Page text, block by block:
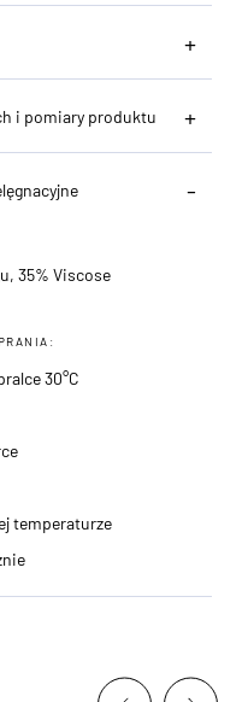
i pomiary produktu
35% Viscose
30°C
temperaturze